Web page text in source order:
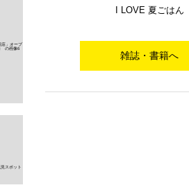
I LOVE 夏ごはん
雑誌・書籍へ